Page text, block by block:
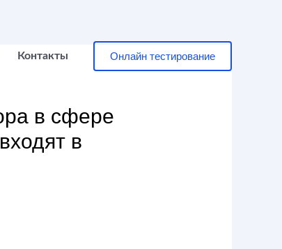
Контакты Онлайн тестирование
в сфере
в